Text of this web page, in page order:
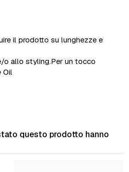
il prodotto su lunghezze e
o allo styling.Per un tocco
Oil
questo prodotto hanno